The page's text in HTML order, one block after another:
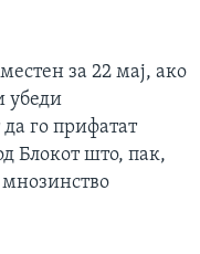
за 22 мај, ако
убеди
го прифатат
Блокот што, пак,
мнозинство